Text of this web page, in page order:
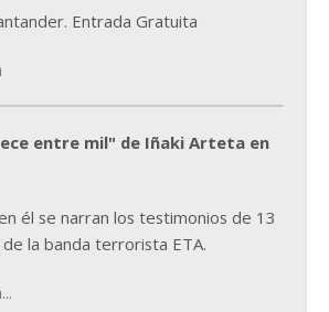
Entrada Gratuita
entre mil" de Iñaki Arteta en
él se narran los testimonios de 13
la banda terrorista ETA.